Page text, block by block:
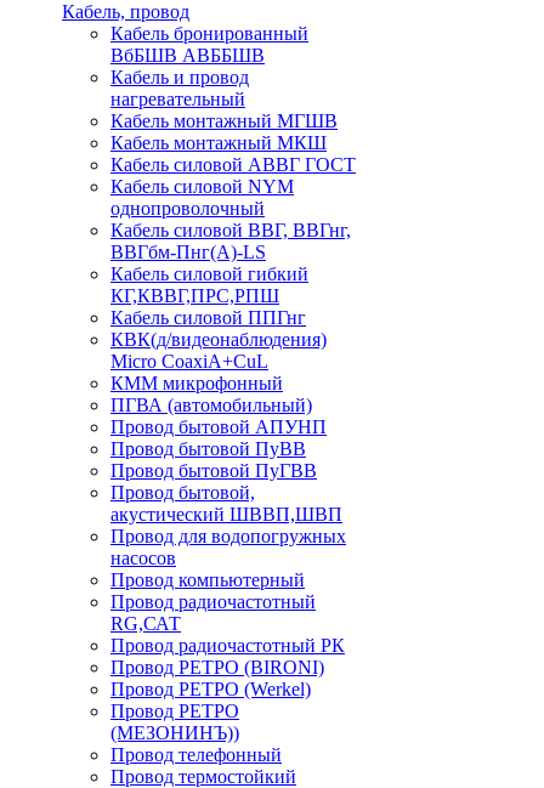
Кабель, провод
Кабель бронированный
ВбБШВ АВББШВ
Кабель и провод
нагревательный
Кабель монтажный МГШВ
Кабель монтажный МКШ
Кабель силовой АВВГ ГОСТ
Кабель силовой NYM
однопроволочный
Кабель силовой ВВГ, ВВГнг,
ВВГбм-Пнг(А)-LS
Кабель силовой гибкий
КГ,КВВГ,ПРС,РПШ
Кабель силовой ППГнг
КВК(д/видеонаблюдения)
Micro CoaxiA+CuL
КММ микрофонный
ПГВА (автомобильный)
Провод бытовой АПУНП
Провод бытовой ПуВВ
Провод бытовой ПуГВВ
Провод бытовой,
акустический ШВВП,ШВП
Провод для водопогружных
насосов
Провод компьютерный
Провод радиочастотный
RG,САТ
Провод радиочастотный РК
Провод РЕТРО (BIRONI)
Провод РЕТРО (Werkel)
Провод РЕТРО
(МЕЗОНИНЪ))
Провод телефонный
Провод термостойкий